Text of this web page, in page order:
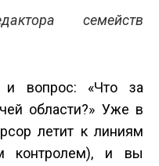
семейств
и вопрос: «Что за
области?» Уже в
летит к линиям
контролем), и вы